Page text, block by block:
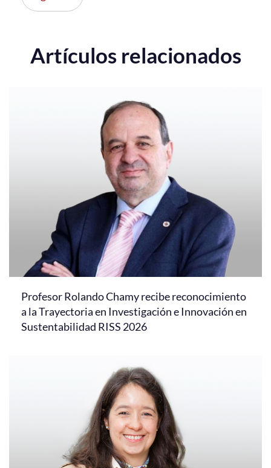
Artículos relacionados
Profesor Rolando Chamy recibe reconocimiento
a la Trayectoria en Investigación e Innovación en
Sustentabilidad RISS 2026